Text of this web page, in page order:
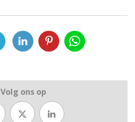
Volg ons op